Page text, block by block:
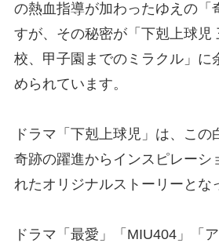
の熱血指導が加わったゆえの「
すが、その秘密が「下剋上球児
校、甲子園までのミラクル」に
められています。
ドラマ「下剋上球児」は、この
奇跡の躍進からインスピレーシ
れたオリジナルストーリーとな
ドラマ「最愛」「MIU404」「